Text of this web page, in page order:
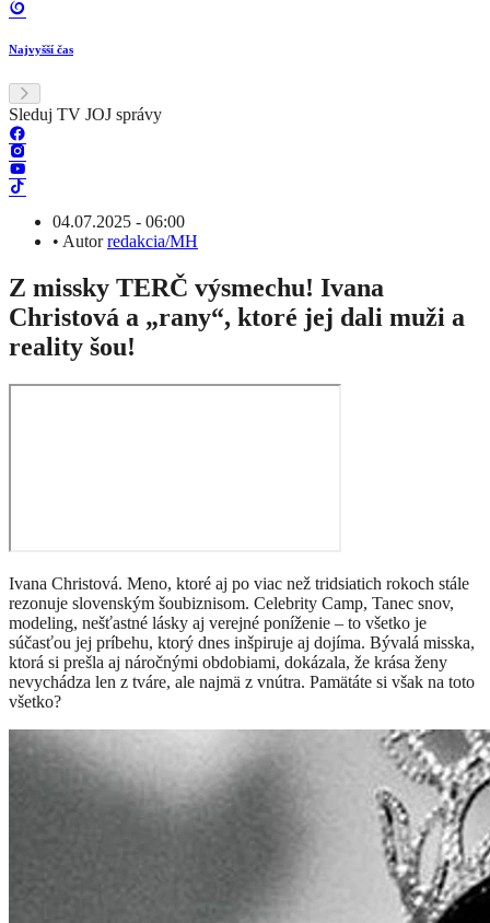
Najvyšší čas
Sleduj TV JOJ správy
04.07.2025 - 06:00
• Autorredakcia/MH
Z missky TERČ výsmechu! Ivana
Christová a „rany“, ktoré jej dali muži a
reality šou!
Ivana Christová. Meno, ktoré aj po viac než tridsiatich rokoch stále
rezonuje slovenským šoubiznisom. Celebrity Camp, Tanec snov,
modeling, nešťastné lásky aj verejné poníženie – to všetko je
súčasťou jej príbehu, ktorý dnes inšpiruje aj dojíma. Bývalá misska,
ktorá si prešla aj náročnými obdobiami, dokázala, že krása ženy
nevychádza len z tváre, ale najmä z vnútra. Pamätáte si však na toto
všetko?